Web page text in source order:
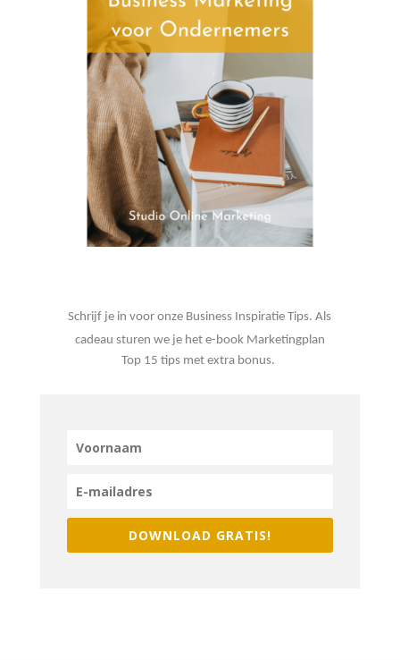
Schrijf je in voor onze Business Inspiratie Tips. Als
cadeau sturen we je het e-book Marketingplan
Top 15 tips met extra bonus.
DOWNLOAD GRATIS!